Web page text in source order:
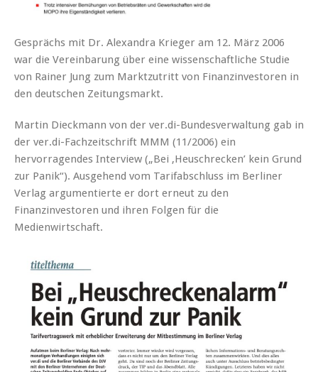
Gesprächs mit Dr. Alexandra Krieger am 12. März 2006
war die Vereinbarung über eine wissenschaftliche Studie
von Rainer Jung zum Marktzutritt von Finanzinvestoren in
den deutschen Zeitungsmarkt.
Martin Dieckmann von der ver.di-Bundesverwaltung gab in
der ver.di-Fachzeitschrift MMM (11/2006) ein
hervorragendes Interview („Bei ‚Heuschrecken’ kein Grund
zur Panik“). Ausgehend vom Tarifabschluss im Berliner
Verlag argumentierte er dort erneut zu den
Finanzinvestoren und ihren Folgen für die
Medienwirtschaft.